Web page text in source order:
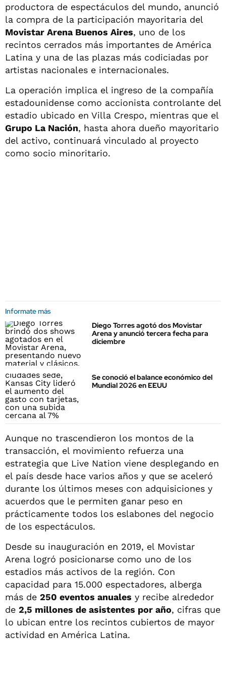
productora de espectáculos del mundo, anunció
la compra de la participación mayoritaria del
Movistar Arena Buenos Aires, uno de los
recintos cerrados más importantes de América
Latina y una de las plazas más codiciadas por
artistas nacionales e internacionales.
La operación implica el ingreso de la compañía
estadounidense como accionista controlante del
estadio ubicado en Villa Crespo, mientras que el
Grupo La Nación, hasta ahora dueño mayoritario
del activo, continuará vinculado al proyecto
como socio minoritario.
Informate más
Diego Torres agotó dos Movistar
Arena y anunció tercera fecha para
diciembre
Se conoció el balance económico del
Mundial 2026 en EEUU
Aunque no trascendieron los montos de la
transacción, el movimiento refuerza una
estrategia que Live Nation viene desplegando en
el país desde hace varios años y que se aceleró
durante los últimos meses con adquisiciones y
acuerdos que le permiten ganar peso en
prácticamente todos los eslabones del negocio
de los espectáculos.
Desde su inauguración en 2019, el Movistar
Arena logró posicionarse como uno de los
estadios más activos de la región. Con
capacidad para 15.000 espectadores, alberga
más de 250 eventos anuales y recibe alrededor
de 2,5 millones de asistentes por año, cifras que
lo ubican entre los recintos cubiertos de mayor
actividad en América Latina.